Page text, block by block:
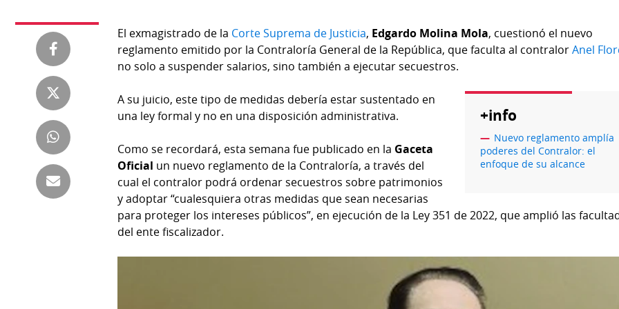
Panamá
Tus
Tiquetes
Cero
KM
Corprensa
Club
La
Prensa
Busca
Fácil
Cual
El exmagistrado de la Corte Suprema de Justicia, Edgardo Molina Mola, cuestionó el nuevo
reglamento emitido por la Contraloría General de la República, que faculta al contralorAnel
no solo a suspender salarios, sino también a ejecutar secuestros.
+info
Nuevo reglamento amplía
poderes del Contralor: el
enfoque de su alcance
A su juicio, este tipo de medidas debería estar sustentado en
una ley formal y no en una disposición administrativa.
Como se recordará, esta semana fue publicado en la Gaceta
Oficial un nuevo reglamento de la Contraloría, a través del
cual el contralor podrá ordenar secuestros sobre patrimonios
y adoptar “cualesquiera otras medidas que sean necesarias
para proteger los intereses públicos”, en ejecución de la Ley 351 de 2022, que amplió las
del ente fiscalizador.